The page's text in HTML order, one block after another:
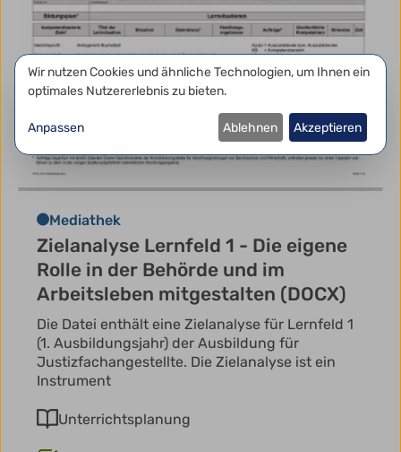
Mediathek
Zielanalyse Lernfeld 1 - Die eigene
Rolle in der Behörde und im
Arbeitsleben mitgestalten (DOCX)
Die Datei enthält eine Zielanalyse für Lernfeld 1
(1. Ausbildungsjahr) der Ausbildung für
Justizfachangestellte. Die Zielanalyse ist ein
Instrument
Unterrichtsplanung
Datenschutzeinstellungen
Wir nutzen Cookies und ähnliche Technologien, um Ihnen ein
optimales Nutzererlebnis zu bieten.
Anpassen Ablehnen Akzeptieren